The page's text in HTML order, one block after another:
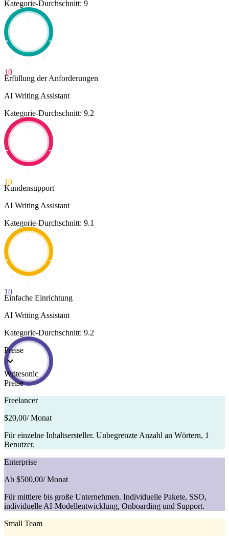
Kategorie-Durchschnitt: 9
10
Erfüllung der Anforderungen
AI Writing Assistant
Kategorie-Durchschnitt: 9.2
10
Kundensupport
AI Writing Assistant
Kategorie-Durchschnitt: 9.1
10
Einfache Einrichtung
AI Writing Assistant
Kategorie-Durchschnitt: 9.2
Preise
Writesonic
Preise
Freelancer
$20,00/ Monat
Für einzelne Inhaltsersteller. Unbegrenzte Anzahl an Wörtern, 1
Benutzer.
Enterprise
Ab $500,00/ Monat
Für mittlere bis große Unternehmen. Individuelle Pakete, SSO,
individuelle AI-Modellentwicklung, Onboarding und Support.
Small Team